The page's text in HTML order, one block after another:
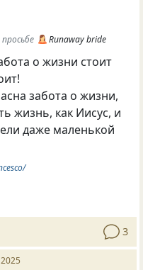
Runaway bride
о жизни стоит
забота о жизни,
жизнь, как Иисус, и
даже маленькой
3